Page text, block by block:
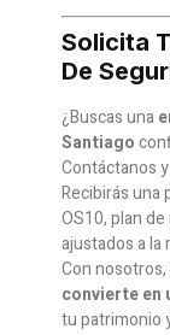
Solicita
De
¿Buscas una
Santiago
Contáctanos
Recibirás una
OS10, plan
ajustados a la
Con nosotros,
convierte en
tu patrimonio